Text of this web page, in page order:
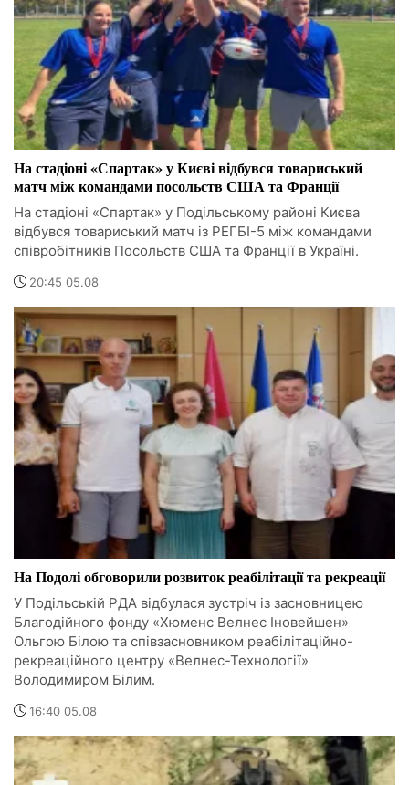
На стадіоні «Спартак» у Києві відбувся товариський
матч між командами посольств США та Франції
На стадіоні «Спартак» у Подільському районі Києва
відбувся товариський матч із РЕГБІ-5 між командами
співробітників Посольств США та Франції в Україні.
20:45 05.08
На Подолі обговорили розвиток реабілітації та рекреації
У Подільській РДА відбулася зустріч із засновницею
Благодійного фонду «Хюменс Велнес Іновейшен»
Ольгою Білою та співзасновником реабілітаційно-
рекреаційного центру «Велнес-Технології»
Володимиром Білим.
16:40 05.08